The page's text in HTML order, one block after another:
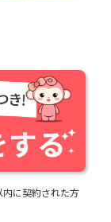
に契約された方